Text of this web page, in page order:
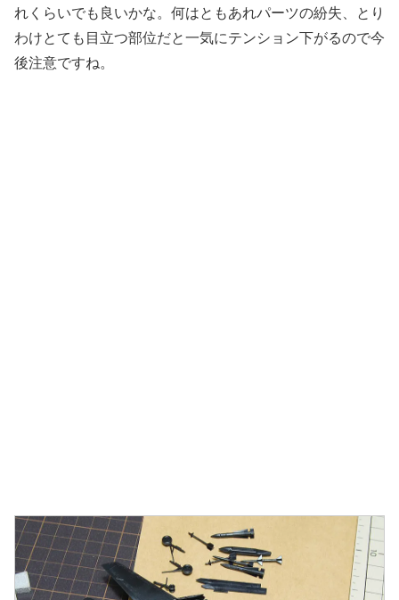
れくらいでも良いかな。何はともあれパーツの紛失、とり
わけとても目立つ部位だと一気にテンション下がるので今
後注意ですね。